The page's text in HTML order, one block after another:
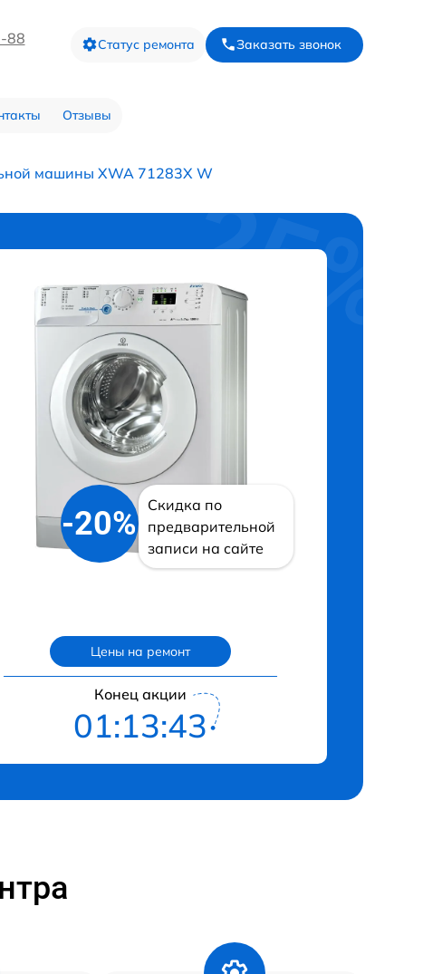
88 Статус ремонта Заказать звонок
Отзывы
машины XWA 71283X W
-20%
Скидка по
предварительной
записи на сайте
Цены на ремонт
Конец акции
01:13:42